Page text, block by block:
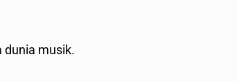
dunia musik.